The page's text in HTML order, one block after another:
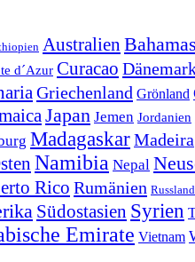
Australien Bahamas
d´Azur Curacao
Griechenland Grönland
Japan Jemen Jordanien
MadagaskarMadeira
Namibia Nepal
Rico Rumänien Russland
Südostasien Syrien
Emirate Vietnam